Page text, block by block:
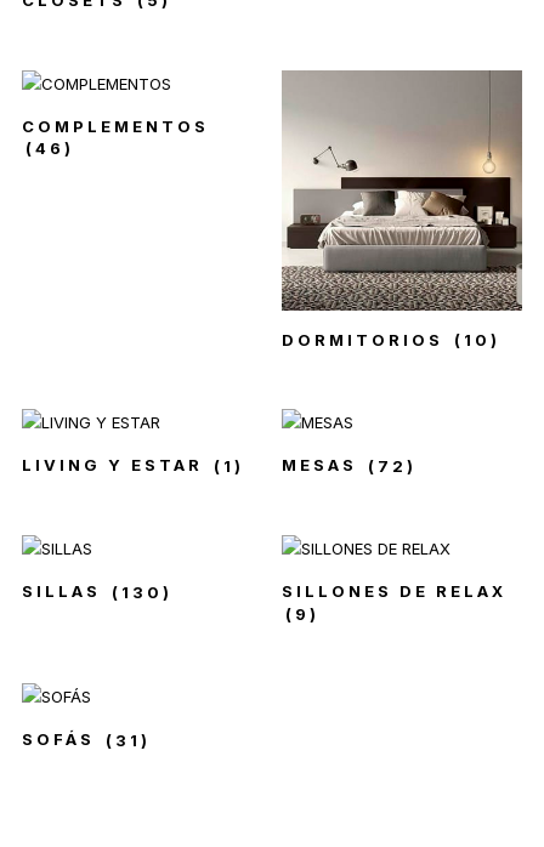
COMPLEMENTOS
(46)
DORMITORIOS (10)
LIVING Y ESTAR (1) MESAS (72)
SILLAS (130)
SILLONES DE RELAX
(9)
SOFÁS (31)